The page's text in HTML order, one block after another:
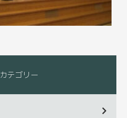
カテゴリー